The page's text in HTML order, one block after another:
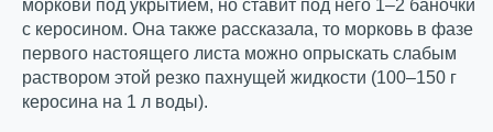
моркови под укрытием, но ставит под него 1–2 баночки
с керосином. Она также рассказала, то морковь в фазе
первого настоящего листа можно опрыскать слабым
раствором этой резко пахнущей жидкости (100–150 г
керосина на 1 л воды).